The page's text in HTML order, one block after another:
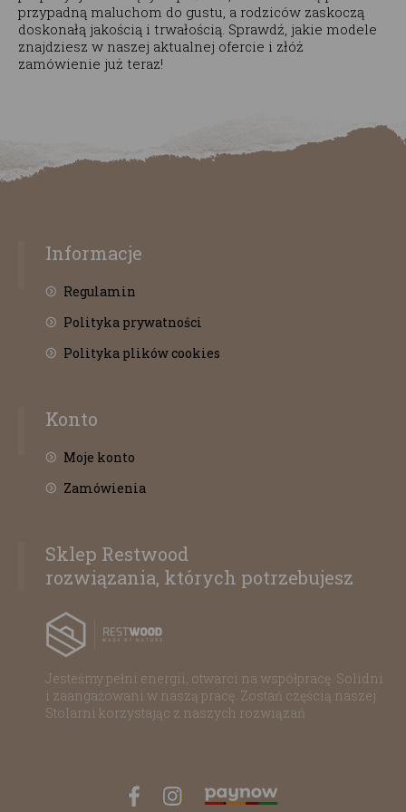
przypadną maluchom do gustu, a rodziców zaskoczą
doskonałą jakością i trwałością. Sprawdź, jakie modele
znajdziesz w naszej aktualnej ofercie i złóż
zamówienie już teraz!
Informacje
Regulamin
Polityka prywatności
Polityka plików cookies
Konto
Moje konto
Zamówienia
Sklep Restwood
rozwiązania, których potrzebujesz
Jesteśmy pełni energii, otwarci na współpracę. Solidni
i zaangażowani w naszą pracę. Zostań częścią naszej
Stolarni korzystając z naszych rozwiązań